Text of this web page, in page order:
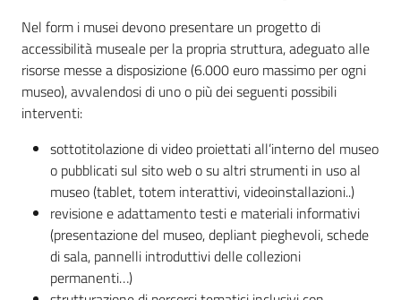
Nel form i musei devono presentare un progetto di
accessibilità museale per la propria struttura, adeguato alle
risorse messe a disposizione (6.000 euro massimo per ogni
museo), avvalendosi di uno o più dei seguenti possibili
interventi:
sottotitolazione di video proiettati all’interno del museo
o pubblicati sul sito web o su altri strumenti in uso al
museo (tablet, totem interattivi, videoinstallazioni..)
revisione e adattamento testi e materiali informativi
(presentazione del museo, depliant pieghevoli, schede
di sala, pannelli introduttivi delle collezioni
permanenti…)